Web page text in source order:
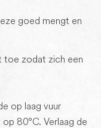
goed mengt en
toe zodat zich een
op laag vuur
80°C. Verlaag de